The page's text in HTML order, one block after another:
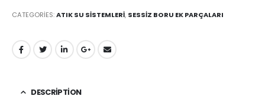
CATEGORIES:ATIK SU SİSTEMLERİ, SESSİZ BORU EK PARÇALARI
DESCRIPTION